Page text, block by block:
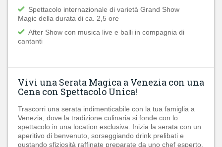
Spettacolo internazionale di varietà Grand Show
Magic della durata di ca. 2,5 ore
After Show con musica live e balli in compagnia di
cantanti
Vivi una Serata Magica a Venezia con una
Cena con Spettacolo Unica!
Trascorri una serata indimenticabile con la tua famiglia a
Venezia, dove la tradizione culinaria si fonde con lo
spettacolo in una location esclusiva. Inizia la serata con un
aperitivo di benvenuto, sorseggiando drink prelibati e
gustando sfiziosità raffinate preparate da uno chef esperto,